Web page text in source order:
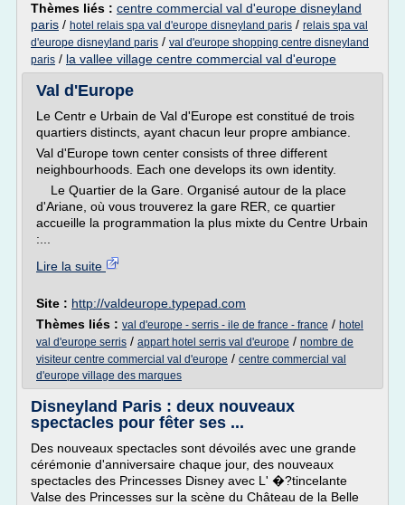
Thèmes liés : centre commercial val d'europe disneyland
paris / hotel relais spa val d'europe disneyland paris / relais spa val
d'europe disneyland paris / val d'europe shopping centre disneyland
paris / la vallee village centre commercial val d'europe
Val d'Europe
Le Centr e Urbain de Val d'Europe est constitué de trois
quartiers distincts, ayant chacun leur propre ambiance.
Val d'Europe town center consists of three different
neighbourhoods. Each one develops its own identity.
Le Quartier de la Gare. Organisé autour de la place
d'Ariane, où vous trouverez la gare RER, ce quartier
accueille la programmation la plus mixte du Centre Urbain
:...
Lire la suite
Site : http://valdeurope.typepad.com
Thèmes liés : val d'europe - serris - ile de france - france / hotel
val d'europe serris / appart hotel serris val d'europe / nombre de
visiteur centre commercial val d'europe / centre commercial val
d'europe village des marques
Disneyland Paris : deux nouveaux
spectacles pour fêter ses ...
Des nouveaux spectacles sont dévoilés avec une grande
cérémonie d'anniversaire chaque jour, des nouveaux
spectacles des Princesses Disney avec L' �?tincelante
Valse des Princesses sur la scène du Château de la Belle